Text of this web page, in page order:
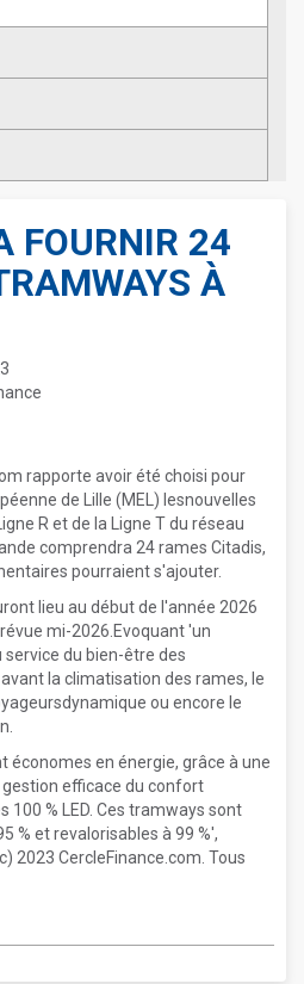
FOURNIR 24
À
rapporte avoir été choisi pour
de Lille (MEL) lesnouvelles
R et de la Ligne T du réseau
comprendra 24 rames Citadis,
pourraient s'ajouter.
lieu au début de l'année 2026
mi-2026.Evoquant 'un
du bien-être des
la climatisation des rames, le
ou encore le
économes en énergie, grâce à une
efficace du confort
100 % LED. Ces tramways sont
% et revalorisables à 99 %',
2023 CercleFinance.com. Tous